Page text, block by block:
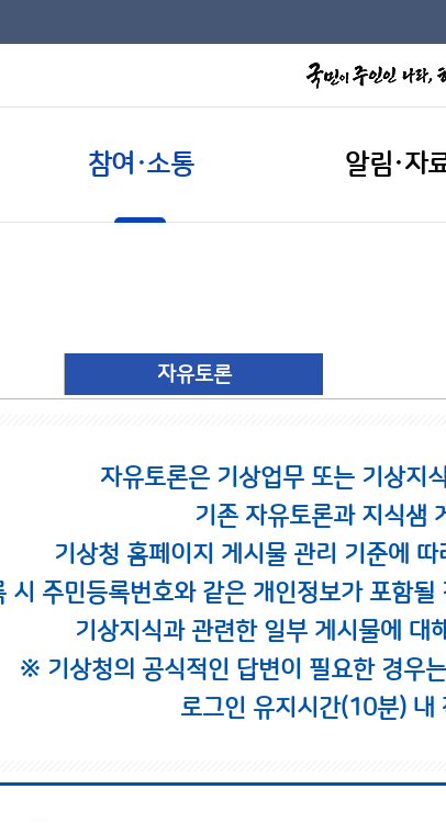
참여·소통 알림·자
자유토론
자유토론은 기상업무 또는 기상지
기존 자유토론과 지식샘
기상청 홈페이지 게시물 관리 기준에
시 주민등록번호와 같은 개인정보가 포함
기상지식과 관련한 일부 게시물에 대
※ 기상청의 공식적인 답변이 필요한 경우
로그인 유지시간(10분) 내